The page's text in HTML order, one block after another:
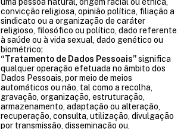
convicção religiosa, opinião política, filiação a
sindicato ou a organização de caráter
religioso, filosófico ou político, dado referente
à saúde ou à vida sexual, dado genético ou
biométrico;
“Tratamento de Dados Pessoais”significa
qualquer operação efetuada no âmbito dos
Dados Pessoais, por meio de meios
automáticos ou não, tal como a recolha,
gravação, organização, estruturação,
armazenamento, adaptação ou alteração,
recuperação, consulta, utilização, divulgação
por transmissão, disseminação ou,